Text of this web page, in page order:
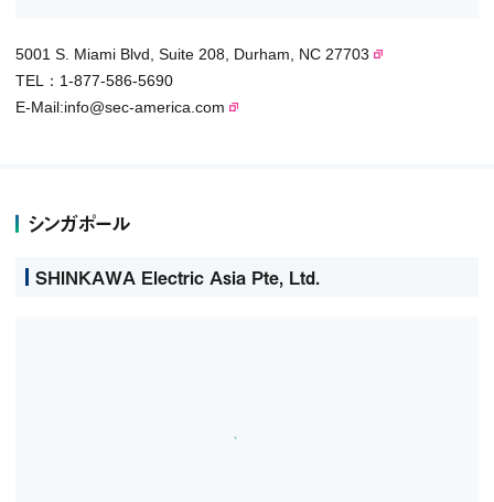
5001 S. Miami Blvd, Suite 208, Durham, NC 27703
TEL：1-877-586-5690
E-Mail:info@sec-america.com
シンガポール
SHINKAWA Electric Asia Pte, Ltd.